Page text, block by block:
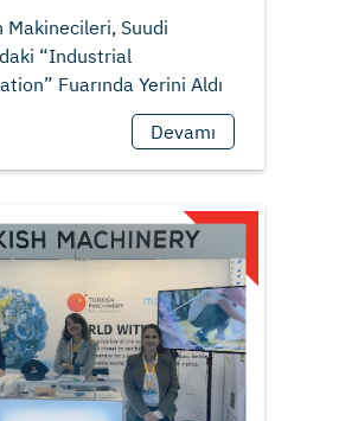
Makinecileri, Suudi
“Industrial
Devamı